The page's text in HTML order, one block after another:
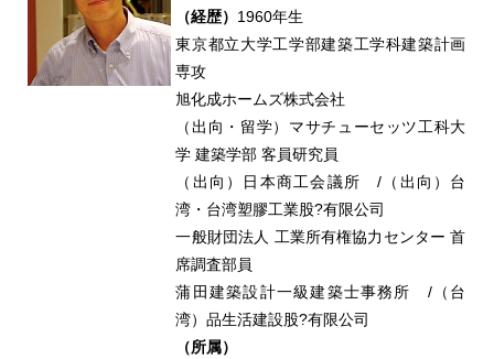
（経歴） 1960年生
東京都立大学工学部建築工学科建築計画
専攻
旭化成ホームズ株式会社
（出向・留学）マサチューセッツ工科大
学 建築学部 客員研究員
（出向）日本商工会議所 /（出向）台
湾・台湾塑膠工業股?有限公司
一般財団法人 工業所有権協力センター 首
席調査部員
蒲田建築設計一級建築士事務所 /（台
湾）品生活建設股?有限公司
（所属）